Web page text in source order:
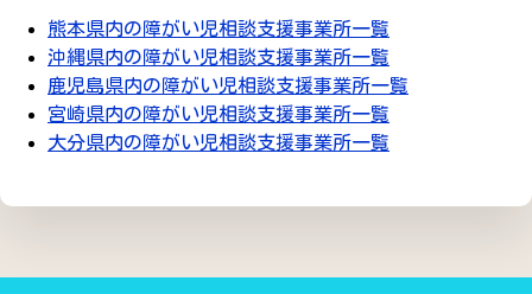
熊本県内の障がい児相談支援事業所一覧
沖縄県内の障がい児相談支援事業所一覧
鹿児島県内の障がい児相談支援事業所一覧
宮崎県内の障がい児相談支援事業所一覧
大分県内の障がい児相談支援事業所一覧